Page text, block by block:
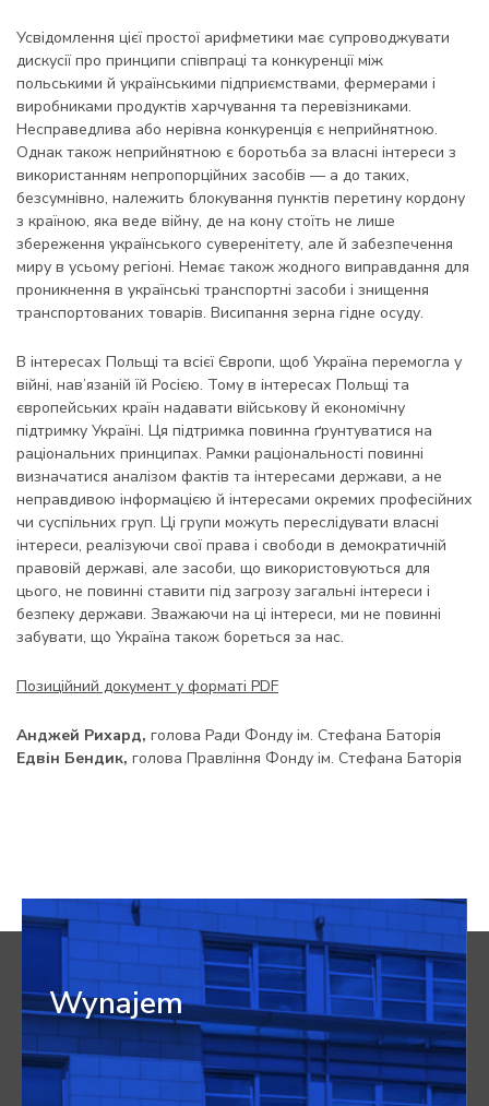
Усвідомлення цієї простої арифметики має супроводжувати
дискусії про принципи співпраці та конкуренції між
польськими й українськими підприємствами, фермерами і
виробниками продуктів харчування та перевізниками.
Несправедлива або нерівна конкуренція є неприйнятною.
Однак також неприйнятною є боротьба за власні інтереси з
використанням непропорційних засобів — а до таких,
безсумнівно, належить блокування пунктів перетину кордону
з країною, яка веде війну, де на кону стоїть не лише
збереження українського суверенітету, але й забезпечення
миру в усьому регіоні. Немає також жодного виправдання для
проникнення в українські транспортні засоби і знищення
транспортованих товарів. Висипання зерна гідне осуду.
В інтересах Польщі та всієї Європи, щоб Україна перемогла у
війні, нав’язаній їй Росією. Тому в інтересах Польщі та
європейських країн надавати військову й економічну
підтримку Україні. Ця підтримка повинна ґрунтуватися на
раціональних принципах. Рамки раціональності повинні
визначатися аналізом фактів та інтересами держави, а не
неправдивою інформацією й інтересами окремих професійних
чи суспільних груп. Ці групи можуть переслідувати власні
інтереси, реалізуючи свої права і свободи в демократичній
правовій державі, але засоби, що використовуються для
цього, не повинні ставити під загрозу загальні інтереси і
безпеку держави. Зважаючи на ці інтереси, ми не повинні
забувати, що Україна також бореться за нас.
Позиційний документ у форматі PDF
Анджей Рихард, голова Ради Фонду ім. Стефана Баторія
Едвін Бендик, голова Правління Фонду ім. Стефана Баторія
Wynajem